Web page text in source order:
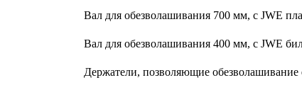
Вал для обезволашивания 700 мм, с JWE
Вал для обезволашивания 400 мм, с JWE
Держатели, позволяющие